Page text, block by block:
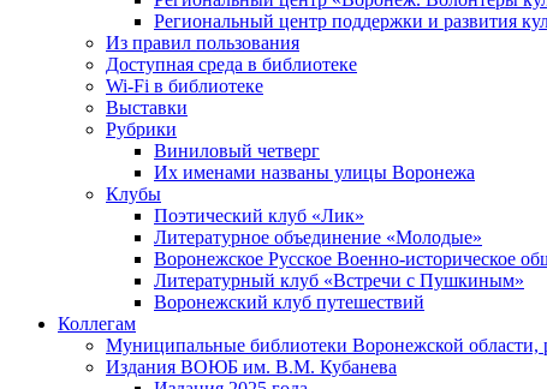
Региональный центр поддержки и развития
Из правил пользования
Доступная среда в библиотеке
Wi-Fi в библиотеке
Выставки
Рубрики
Виниловый четверг
Их именами названы улицы Воронежа
Клубы
Поэтический клуб «Лик»
Литературное объединение «Молодые»
Воронежское Русское Военно-историческое
Литературный клуб «Встречи с Пушкиным»
Воронежский клуб путешествий
Коллегам
Муниципальные библиотеки Воронежской
Издания ВОЮБ им. В.М. Кубанева